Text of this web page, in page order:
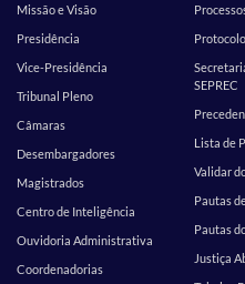
Missão e Visão
Presidência
Vice-Presidência
Tribunal Pleno
Câmaras
Desembargadores
Magistrados
Centro de Inteligência
Ouvidoria Administrativa
Coordenadorias
Protocolo
SEPREC
Lista de
Validar
Pautas
Pautas
Justiça